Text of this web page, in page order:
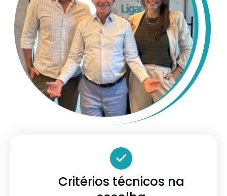
Critérios técnicos na